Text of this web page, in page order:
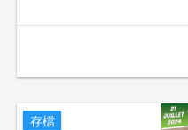
存檔